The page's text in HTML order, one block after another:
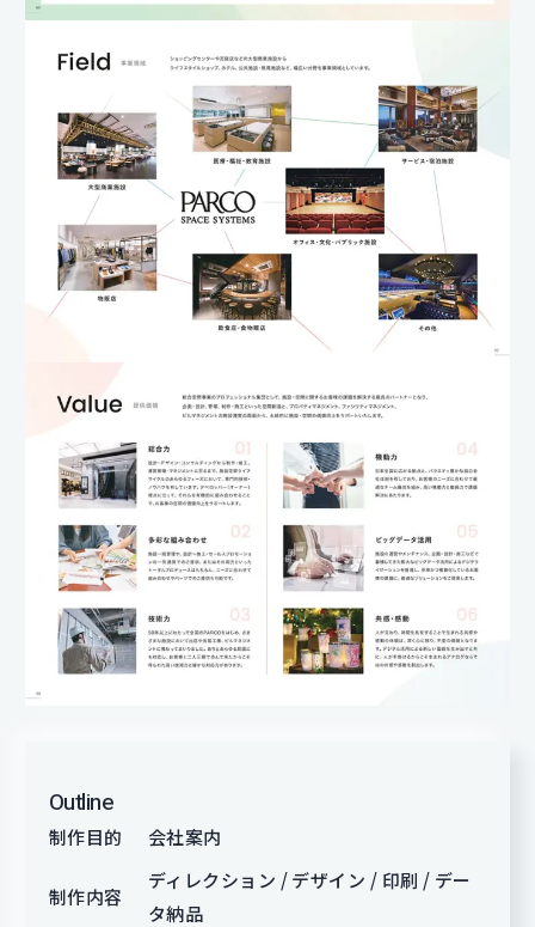
Outline
制作目的 会社案内
制作内容
ディレクション / デザイン / 印刷 / デー
タ納品